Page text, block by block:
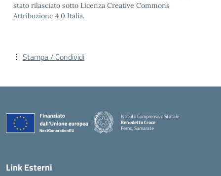
stato rilasciato sotto Licenza Creative Commons
Attribuzione 4.0 Italia.
Stampa / Condividi
Istituto Comprensivo Statale
Benedetto Croce
Ferno, Samarate
Link Esterni